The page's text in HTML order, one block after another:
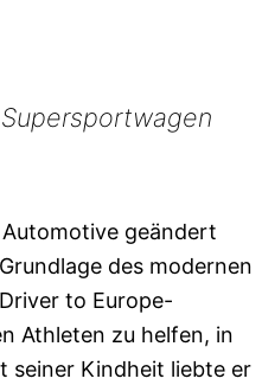
geändert
des modernen
to Europe-
Athleten zu helfen, in
seiner Kindheit liebte er